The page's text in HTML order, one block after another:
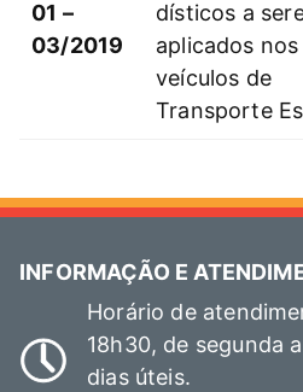
01 –
03/2019
dísticos a
aplicados nos
veículos de
Transporte
INFORMAÇÃO E
Horário de
18h30, de segunda
dias úteis.